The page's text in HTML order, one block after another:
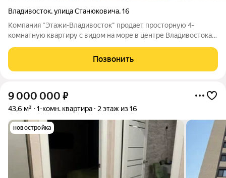
Владивосток,улица Станюковича,16
Компания "Этажи-Владивосток" продает просторную 4-
комнатную квартиру с видом на море в центре Владивостока,
линии. Общая площадь квартиры составляет 74.1 кв.м +
большой балкон 3,5 кв.м.
Позвонить
9 000 000 ₽
43,6 м² 1-комн. квартира 2 этаж из 16
новостройка